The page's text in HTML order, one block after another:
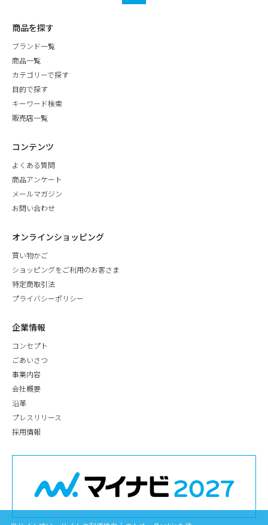
商品を探す
ブランド一覧
商品一覧
カテゴリーで探す
目的で探す
キーワード検索
販売店一覧
コンテンツ
よくある質問
商品アンケート
メールマガジン
お問い合わせ
オンラインショッピング
買い物かご
ショッピングをご利用のお客さま
特定商取引法
プライバシーポリシー
企業情報
コンセプト
ごあいさつ
事業内容
会社概要
沿革
プレスリリース
採用情報